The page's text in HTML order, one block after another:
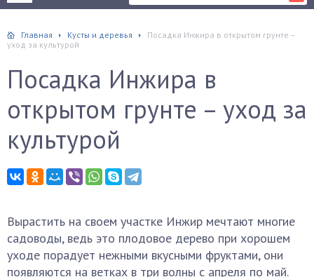
Главная Кусты и деревья
Посадка Инжира в открытом грунте –
уход за культурой
Посадка Инжира в
открытом грунте – уход за
культурой
Вырастить на своем участке Инжир мечтают многие
садоводы, ведь это плодовое дерево при хорошем
уходе порадует нежными вкусными фруктами, они
появляются на ветках в три волны с апреля по май.